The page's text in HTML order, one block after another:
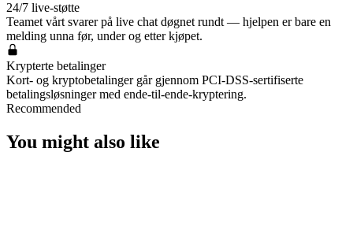
24/7 live-støtte
Teamet vårt svarer på live chat døgnet rundt — hjelpen er bare en
melding unna før, under og etter kjøpet.
Krypterte betalinger
Kort- og kryptobetalinger går gjennom PCI-DSS-sertifiserte
betalingsløsninger med ende-til-ende-kryptering.
Recommended
You might also like